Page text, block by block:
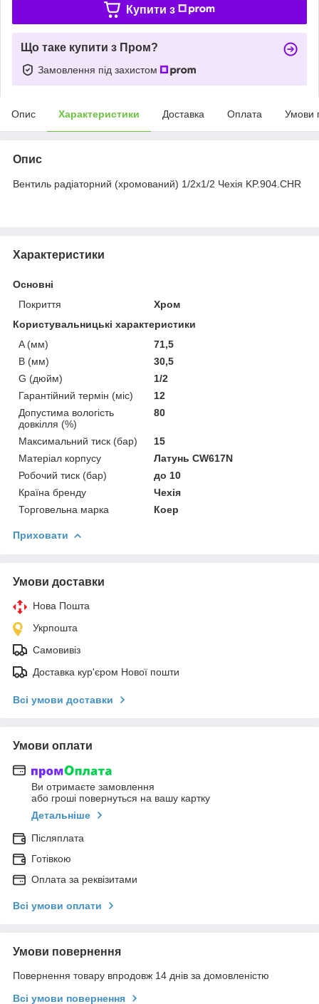
Купити з
Що таке купити з Пром?
Замовлення під захистом
Опис Характеристики Доставка Оплата Умови
Опис
Вентиль радіаторний (хромований) 1/2x1/2 Чехія KP.904.CHR
Характеристики
Основні
Покриття
Хром
Користувальницькі характеристики
A (мм)
71,5
B (мм)
30,5
G (дюйм)
1/2
Гарантійний термін (міс)
12
Допустима вологість
довкілля (%)
80
Максимальний тиск (бар)
15
Матеріал корпусу
Латунь CW617N
Робочий тиск (бар)
до 10
Країна бренду
Чехія
Торговельна марка
Коер
Приховати
Умови доставки
Нова Пошта
Укрпошта
Самовивіз
Доставка кур'єром Нової пошти
Всі умови доставки
Умови оплати
Ви отримаєте замовлення
або гроші повернуться на вашу картку
Детальніше
Післяплата
Готівкою
Оплата за реквізитами
Всі умови оплати
Умови повернення
Повернення товару впродовж 14 днів за домовленістю
Всі умови повернення